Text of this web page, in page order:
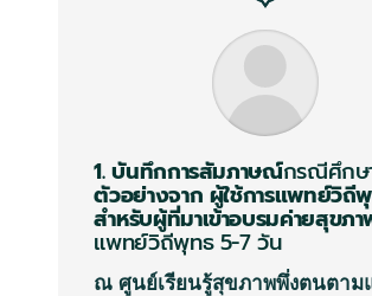
1. บันทึกการสัมภาษณ์กรณีศึกษ
ตัวอย่างจาก ผู้ใช้การแพทย์วิถี
สำหรับผู้ที่มาเข้าอบรมค่ายสุขภ
แพทย์วิถีพุทธ5-7วัน
ณ ศูนย์เรียนรู้สุขภาพพึ่งตนตาม